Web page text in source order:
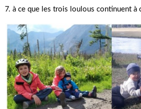
7. à ce que les trois loulous continuent à